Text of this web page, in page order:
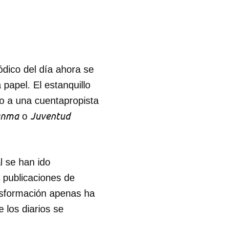
del día ahora se
El estanquillo
a una cuentapropista
o Juventud
se han ido
de
apenas ha
los diarios se